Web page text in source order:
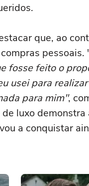
que, ao
pessoais.
fosse feito o
usei para
para mim",
luxo
a conquistar